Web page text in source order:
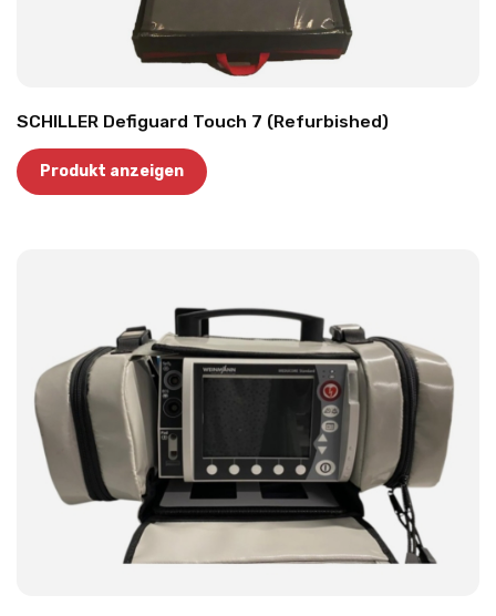
SCHILLER Defiguard Touch 7 (Refurbished)
Produkt anzeigen